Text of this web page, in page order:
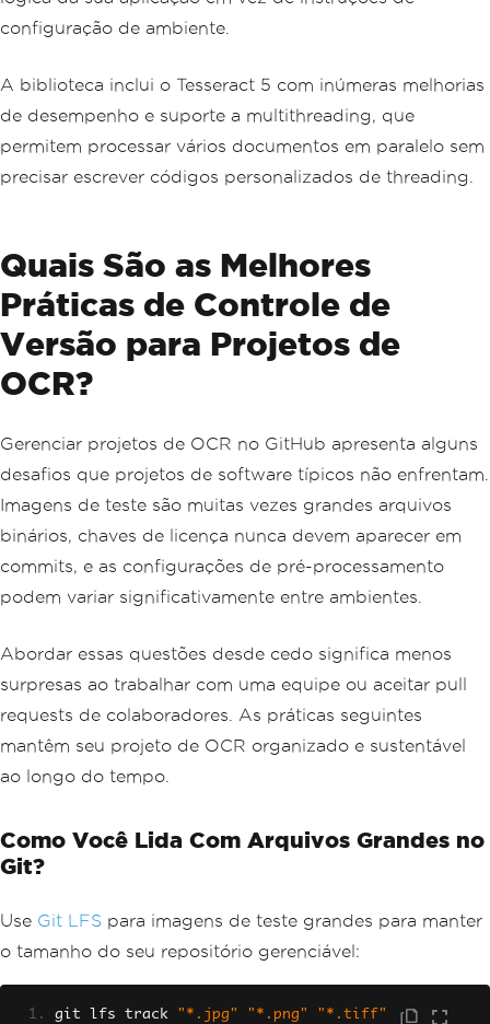
configuração de ambiente.
A biblioteca inclui o Tesseract 5 com inúmeras melhorias
de desempenho e suporte a multithreading, que
permitem processar vários documentos em paralelo sem
precisar escrever códigos personalizados de threading.
Quais São as Melhores
Práticas de Controle de
Versão para Projetos de
OCR?
Gerenciar projetos de OCR no GitHub apresenta alguns
desafios que projetos de software típicos não enfrentam.
Imagens de teste são muitas vezes grandes arquivos
binários, chaves de licença nunca devem aparecer em
commits, e as configurações de pré-processamento
podem variar significativamente entre ambientes.
Abordar essas questões desde cedo significa menos
surpresas ao trabalhar com uma equipe ou aceitar pull
requests de colaboradores. As práticas seguintes
mantêm seu projeto de OCR organizado e sustentável
ao longo do tempo.
Como Você Lida Com Arquivos Grandes no
Git?
Use Git LFS para imagens de teste grandes para manter
o tamanho do seu repositório gerenciável:
git lfs track "*.jpg" "*.png"
"*.tiff"